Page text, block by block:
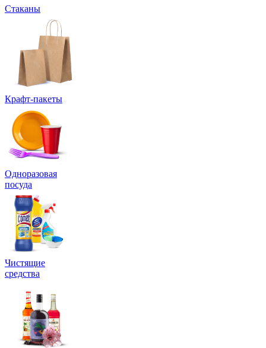
Стаканы
Крафт-пакеты
Одноразовая
посуда
Чистящие
средства